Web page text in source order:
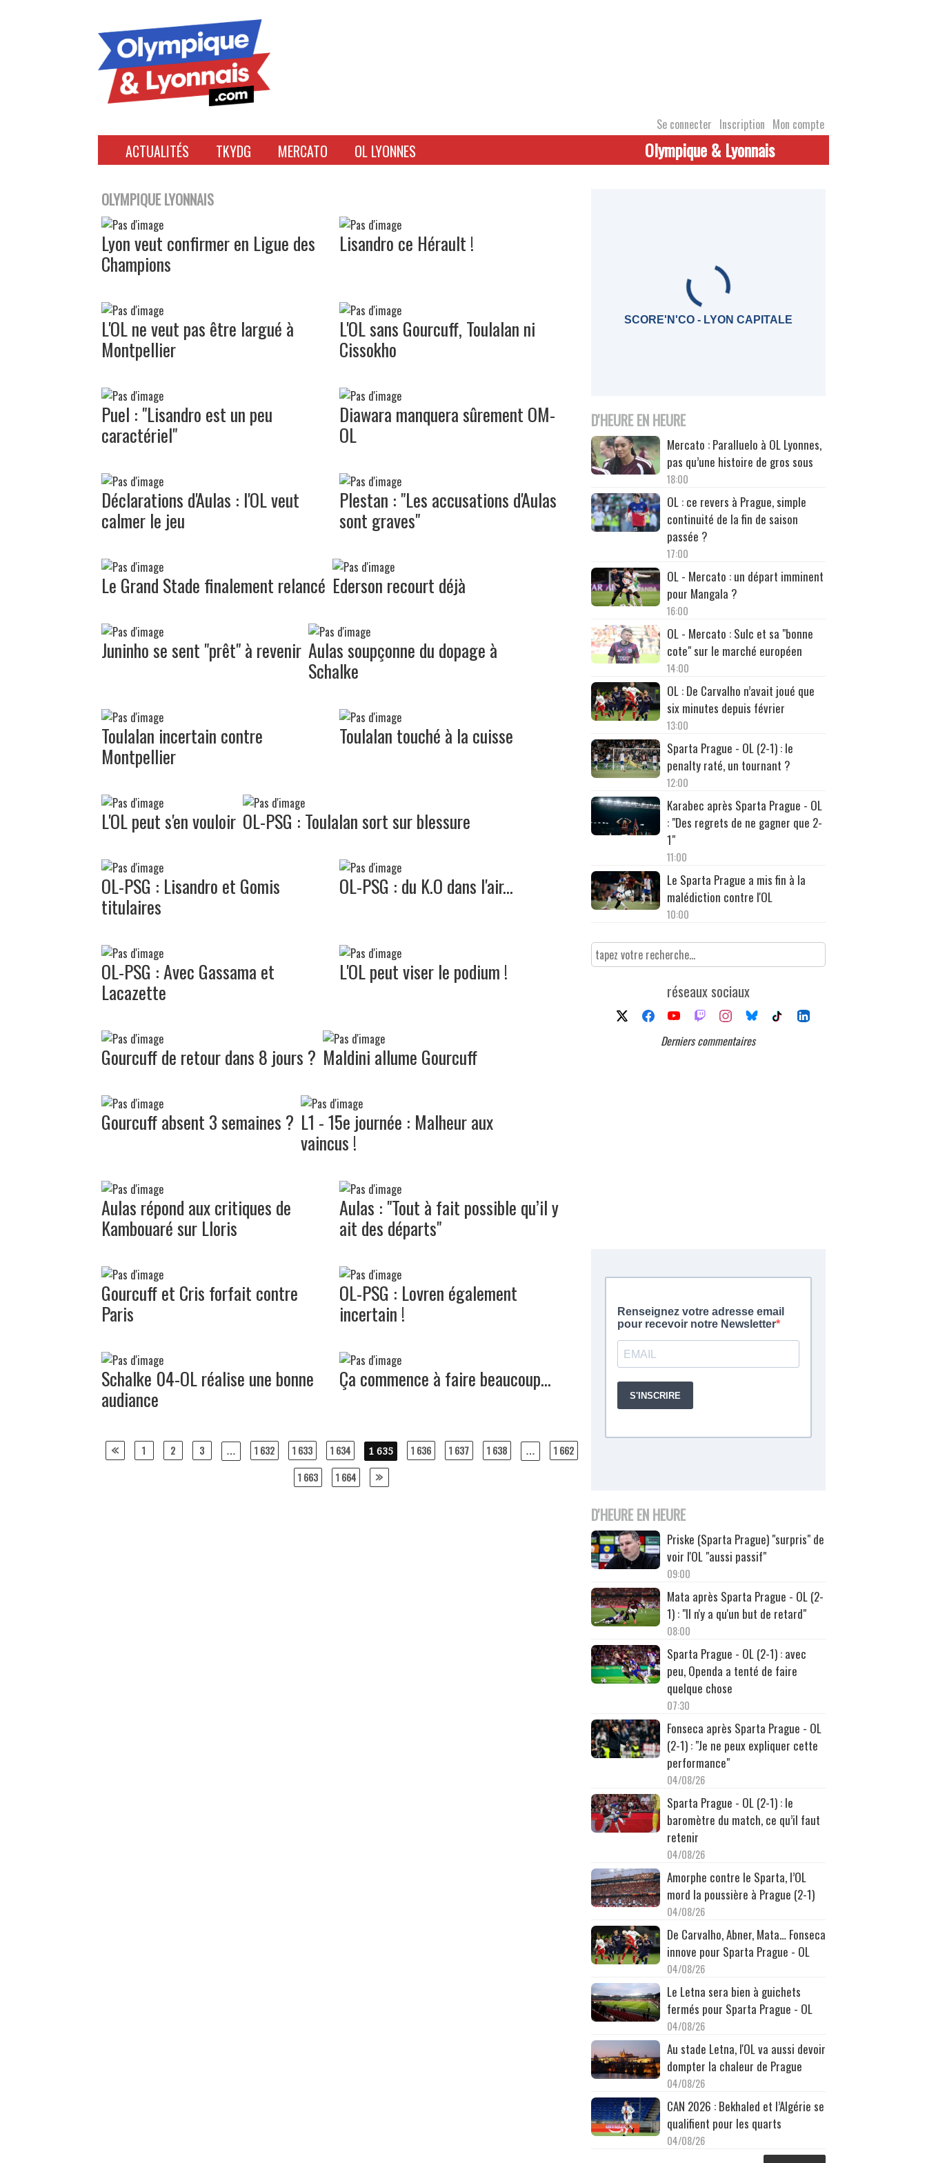
Se connecter Inscription Mon compte
ACTUALITÉS TKYDG MERCATO OL LYONNES Olympique & Lyonnais
OLYMPIQUE LYONNAIS
Lyon veut confirmer en Ligue des
Champions
Lisandro ce Hérault !
L'OL ne veut pas être largué à
Montpellier
L'OL sans Gourcuff, Toulalan ni
Cissokho
Puel : "Lisandro est un peu
caractériel"
Diawara manquera sûrement OM-
OL
Déclarations d'Aulas : l'OL veut
calmer le jeu
Plestan : "Les accusations d'Aulas
sont graves"
Le Grand Stade finalement relancé Ederson recourt déjà
Juninho se sent "prêt" à revenir Aulas soupçonne du dopage à
Schalke
Toulalan incertain contre
Montpellier
Toulalan touché à la cuisse
L'OL peut s'en vouloir OL-PSG : Toulalan sort sur blessure
OL-PSG : Lisandro et Gomis
titulaires
OL-PSG : du K.O dans l'air...
OL-PSG : Avec Gassama et
Lacazette
L'OL peut viser le podium !
Gourcuff de retour dans 8 jours ? Maldini allume Gourcuff
Gourcuff absent 3 semaines ? L1 - 15e journée : Malheur aux
vaincus !
Aulas répond aux critiques de
Kambouaré sur Lloris
Aulas : "Tout à fait possible qu’il y
ait des départs"
Gourcuff et Cris forfait contre
Paris
OL-PSG : Lovren également
incertain !
Schalke 04-OL réalise une bonne
audiance
Ça commence à faire beaucoup...
Posts 1 2 3 … 1 632 1 633 1 634 1 635 1 636 1 637 1 638 …
1 662
1 663
1 664
SCORE'N'CO - LYON CAPITALE
D'HEURE EN HEURE
Mercato : Paralluelo à OL Lyonnes,
pas qu’une histoire de gros sous
18:00
OL : ce revers à Prague, simple
continuité de la fin de saison
passée ?
17:00
OL - Mercato : un départ imminent
pour Mangala ?
16:00
OL - Mercato : Sulc et sa "bonne
cote" sur le marché européen
14:00
OL : De Carvalho n’avait joué que
six minutes depuis février
13:00
Sparta Prague - OL (2-1) : le
penalty raté, un tournant ?
12:00
Karabec après Sparta Prague - OL
: "Des regrets de ne gagner que 2-
1"
11:00
Le Sparta Prague a mis fin à la
malédiction contre l'OL
10:00
réseaux sociaux
Derniers commentaires
D'HEURE EN HEURE
Priske (Sparta Prague) "surpris" de
voir l'OL "aussi passif"
09:00
Mata après Sparta Prague - OL (2-
1) : "Il n'y a qu'un but de retard"
08:00
Sparta Prague - OL (2-1) : avec
peu, Openda a tenté de faire
quelque chose
07:30
Fonseca après Sparta Prague - OL
(2-1) : "Je ne peux expliquer cette
performance"
04/08/26
Sparta Prague - OL (2-1) : le
baromètre du match, ce qu’il faut
retenir
04/08/26
Amorphe contre le Sparta, l’OL
mord la poussière à Prague (2-1)
04/08/26
De Carvalho, Abner, Mata… Fonseca
innove pour Sparta Prague - OL
04/08/26
Le Letna sera bien à guichets
fermés pour Sparta Prague - OL
04/08/26
Au stade Letna, l'OL va aussi devoir
dompter la chaleur de Prague
04/08/26
CAN 2026 : Bekhaled et l’Algérie se
qualifient pour les quarts
04/08/26